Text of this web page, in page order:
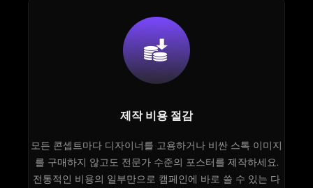
제작 비용 절감
모든 콘셉트마다 디자이너를 고용하거나 비싼 스톡 이미지
를 구매하지 않고도 전문가 수준의 포스터를 제작하세요.
전통적인 비용의 일부만으로 캠페인에 바로 쓸 수 있는 다